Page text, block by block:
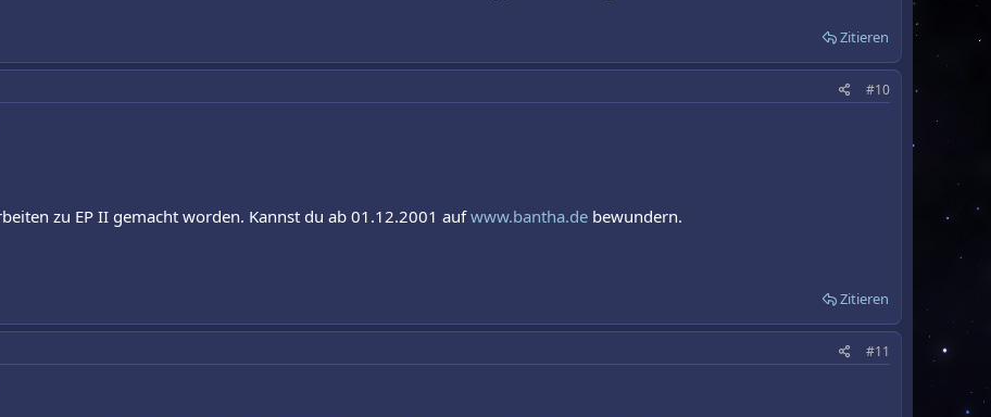
Zitieren
#10
zu EP II gemacht worden. Kannst du ab 01.12.2001 aufwww.bantha.de bewundern.
Zitieren
#11